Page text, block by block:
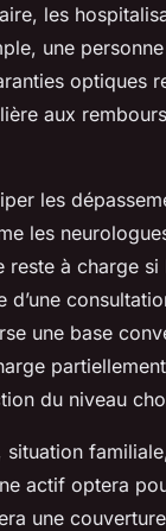
les
une
optiques
aux
les
les
à charge
d’une
une base
du niveau
actif optera
une